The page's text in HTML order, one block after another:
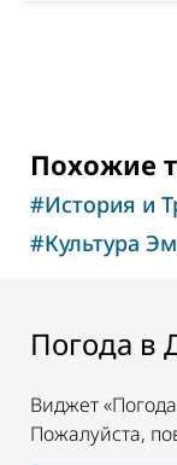
Похожие
#История и
#Культура
Погода в
Виджет
Пожалуйста,